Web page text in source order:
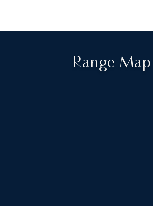
Range Map